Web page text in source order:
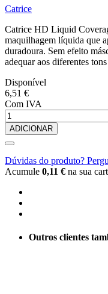
Catrice
Catrice HD Liquid
maquilhagem líquida que
duradoura. Sem efeito
adequar aos diferentes
Disponível
6,51 €
Com IVA
ADICIONAR
Dúvidas do produto?
Acumule 0,11 € na sua
Outros clientes